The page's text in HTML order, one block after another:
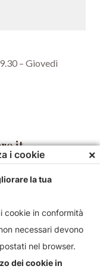
–Giovedì
i cookie ×
la tua
cookie in conformità
necessari devono
nel browser.
dei cookie in